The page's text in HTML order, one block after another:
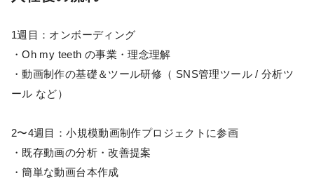
1週目：オンボーディング
・Oh my teeth の事業・理念理解
・動画制作の基礎＆ツール研修（ SNS管理ツール / 分析ツ
ール など）
2〜4週目：小規模動画制作プロジェクトに参画
・既存動画の分析・改善提案
・簡単な動画台本作成